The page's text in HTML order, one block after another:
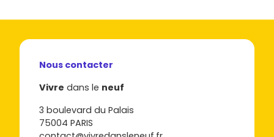
Nous contacter
Vivre dans le neuf
3 boulevard du Palais
75004 PARIS